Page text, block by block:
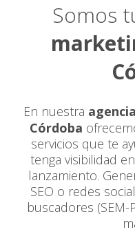
Somos
En nuestra
Córdoba
servicios que te
tenga visibilidad
lanzamiento.
SEO o redes
buscadores (SEM-